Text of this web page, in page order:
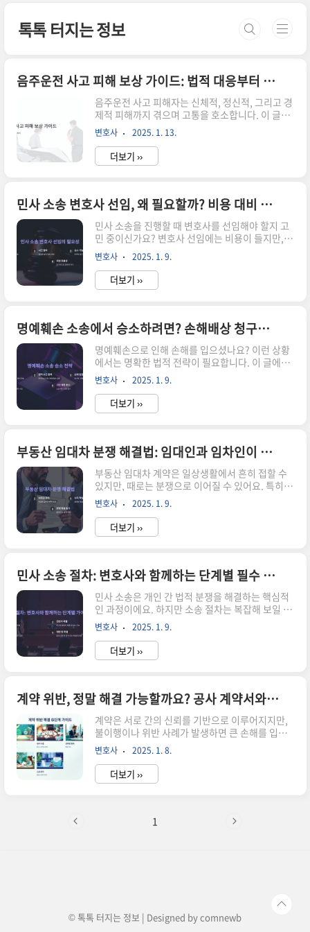
톡톡 터지는 정보
음주운전 사고 피해 보상 가이드: 법적 대응부터 가해자 처벌까지
음주운전 사고 피해자는 신체적, 정신적, 그리고 경
제적 피해까지 겪으며 고통을 호소합니다. 이 글에
서는 음주운전 사고의 피해자가 어떻게 보상을 받
을 수 있는지, 그리고 법적 절차를 통해 가해자를 처
벌하고 재발 방지를 도모하는 방법을 구체적으로
안내합니다. 특히, 교통사고 변호사의 역할과 보상
각성 교통사고 피해자 권리: 손해배상 청구 시 꼭 알
아야 할 5가지 필수 팁교통사고는 누구에게나 예기
치 않게 발생할 수 있지만, 그로 인해 입는 신체적·
경제적 피해는 개인에게 큰 부담으로 다가옵니다.
이럴 때 손해배상 청구는 피해 복구의 핵심인데요.
하지만 정nedysinsights.com음주운전 사고는
예고 없이 발생하..
변호사 2025. 1. 13.
더보기 ››
민사 소송 변호사 선임, 왜 필요할까? 비용 대비 효과 분석과 필수 이유 5가지
민사 소송을 진행할 때 변호사를 선임해야 할지 고
민 중이신가요? 변호사 선임에는 비용이 들지만,
소송 과정에서 얻는 이점은 그 이상일 수 있습니다.
이 글에서는 변호사를 선임하지 않고 혼자 소송을
진행했을 때의 한계와 변호사를 선임했을 때 기대
할 수 있는 법적 효과를 구체적으로 분석해 드릴게
니다.복잡한 법률 용어와 절차민사 소송에서는 법
률 용어와 절차를 정확히 이해하고 대응해야 합니
다. 일반인이 이를 이해하지 못하면 실수로 이어질
가능성이 높습니다.법적 해석의 어려움법령은 다
양한 상황에 따라 다르게 해석됩니다. 자신에게 유
리한 방향으로 법령을 해석하려면 전문적인 지식이
필요합니다.2. 서류 작성의 어려움민..
변호사 2025. 1. 9.
더보기 ››
명예훼손 소송에서 승소하려면? 손해배상 청구를 위한 필수 전략 5가지
명예훼손으로 인해 손해를 입으셨나요? 이런 상황
에서는 명확한 법적 전략이 필요합니다. 이 글에서
는 명예훼손 소송에서 승소를 위한 핵심 전략과 증
거 수집 방법, 손해배상 청구 시 유의할 점을 구체적
으로 안내해 드릴게요. 법적 용어가 낯설더라도 이
해하기 쉽게 풀어썼으니, 끝까지 읽고 실질적인 도
의 명예가 훼손되었을 때, 피해를 구제받기 위해 손
해배상을 청구하는 법적 절차입니다. 형사소송과
민사소송으로 나뉘며, 이 글에서는 주로 민사소송
을 다룹니다.✅ 명예훼손 손해배상을 청구하려면
충족해야 할 조건1. 명예훼손의 성립 요건명예훼손
으로 인정받으려면 다음 세 가지 요건을 충족해야
합니다.피해 발생 여부사실 또는 허위 사..
변호사 2025. 1. 9.
더보기 ››
부동산 임대차 분쟁 해결법: 임대인과 임차인이 꼭 알아야 할 5가지 필수 가이드
부동산 임대차 계약은 일상생활에서 흔히 접할 수
있지만, 때로는 분쟁으로 이어질 수 있어요. 특히
보증금 반환, 계약 갱신 거부, 임대료 미납 등은 임
대인과 임차인 모두에게 큰 스트레스를 주는 문제
입니다.이 글에서는 부동산 임대차 분쟁을 해결하
기 위한 실질적인 방법과, 임대인과 임차인이 알아
해 보세요.📜 부동산 임대차 분쟁의 주요 원인 계약
분쟁 예방: 민사 변호사가 추천하는 계약서 작성 필
수 5가지계약서를 작성할 때 제대로 된 문구와 조
건을 설정하지 않으면 나중에 큰 문제가 생길 수 있
어요. 많은 계약 분쟁이 바로 이런 사소한 실수에서
시작된답니다.이 글에서는 계약 분쟁을 예방하기
nedysinsigh..
변호사 2025. 1. 9.
더보기 ››
민사 소송 절차: 변호사와 함께하는 단계별 필수 가이드
민사 소송은 개인 간 법적 분쟁을 해결하는 핵심적
인 과정이에요. 하지만 소송 절차는 복잡해 보일 수
있어 처음 시도하는 분들에게는 큰 부담으로 다가
올 수 있답니다.이 글에서는 민사 소송 절차를 처음
부터 끝까지 이해할 수 있도록 단계별로 안내해 드
릴게요. 또한, 각 단계에서 변호사가 제공할 수 있
과정을 알아보고 자신 있게 소송을 진행해 보세요.
📝 소송 시작: 소장 작성 명예훼손 소송: 온라인 비
방과 허위 사실 대처 5가지 방법명예를 훼손하는
온라인 비방과 허위 사실 유포는 누구에게나 큰 상
처가 될 수 있습니다. 특히, 인터넷상에서는 비방이
순식간에 퍼져 피해를 키우는 경우가 많습니다. 피
해를 입었다면 어..
변호사 2025. 1. 9.
더보기 ››
계약 위반, 정말 해결 가능할까요? 공사 계약서와 서비스 미제공 소송의 완벽한 5단계 가이드!
계약은 서로 간의 신뢰를 기반으로 이루어지지만,
불이행이나 위반 사례가 발생하면 큰 손해를 입게
됩니다. 특히 공사 계약서나 서비스 미제공 문제는
개인과 기업 모두에게 심각한 영향을 미치는데요.
이때 법적 절차를 통해 문제를 해결하면 손실을 최
소화할 수 있습니다.계약 위반은 단순히 금전적인
닌 필수가 될 수 있습니다.✅ 공사 계약서 작성 시
변호사 2025. 1. 8.
더보기 ››
1
© 톡톡 터지는 정보 | Designed bycomnewb